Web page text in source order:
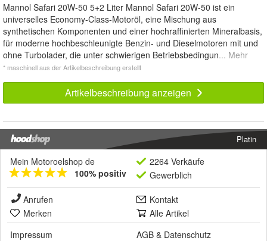
Mannol Safari 20W-50 5+2 Liter Mannol Safari 20W-50 ist ein
universelles Economy-Class-Motoröl, eine Mischung aus
synthetischen Komponenten und einer hochraffinierten Mineralbasis,
für moderne hochbeschleunigte Benzin- und Dieselmotoren mit und
ohne Turbolader, die unter schwierigen Betriebsbedingun... Mehr
* maschinell aus der Artikelbeschreibung erstellt
Artikelbeschreibung anzeigen
Platin
Mein Motoroelshop de
100% positiv
2264 Verkäufe
Gewerblich
Anrufen
Kontakt
Merken
Alle Artikel
Impressum
AGB & Datenschutz